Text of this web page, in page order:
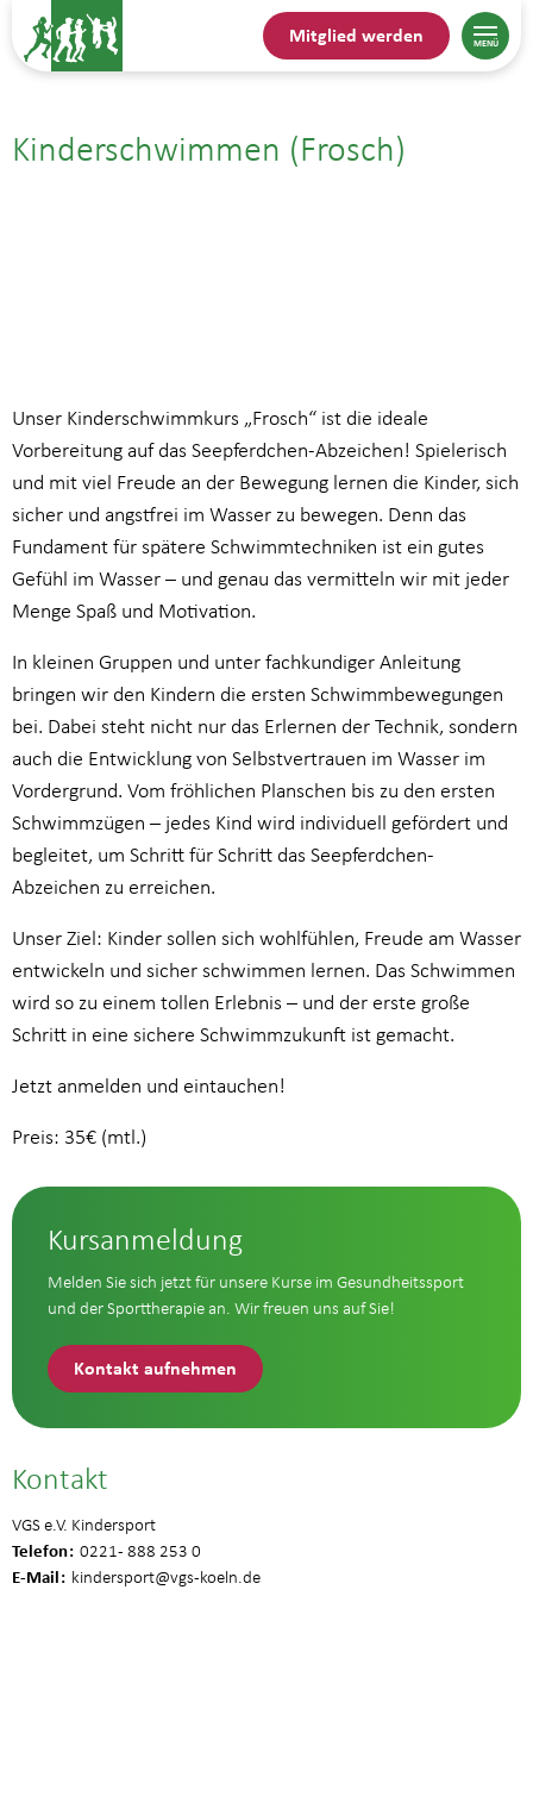
Mitglied werden
Kinderschwimmen (Frosch)
Unser Kinderschwimmkurs „Frosch“ ist die ideale
Vorbereitung auf das Seepferdchen-Abzeichen! Spielerisch
und mit viel Freude an der Bewegung lernen die Kinder, sich
sicher und angstfrei im Wasser zu bewegen. Denn das
Fundament für spätere Schwimmtechniken ist ein gutes
Gefühl im Wasser – und genau das vermitteln wir mit jeder
Menge Spaß und Motivation.
In kleinen Gruppen und unter fachkundiger Anleitung
bringen wir den Kindern die ersten Schwimmbewegungen
bei. Dabei steht nicht nur das Erlernen der Technik, sondern
auch die Entwicklung von Selbstvertrauen im Wasser im
Vordergrund. Vom fröhlichen Planschen bis zu den ersten
Schwimmzügen – jedes Kind wird individuell gefördert und
begleitet, um Schritt für Schritt das Seepferdchen-
Abzeichen zu erreichen.
Unser Ziel: Kinder sollen sich wohlfühlen, Freude am Wasser
entwickeln und sicher schwimmen lernen. Das Schwimmen
wird so zu einem tollen Erlebnis – und der erste große
Schritt in eine sichere Schwimmzukunft ist gemacht.
Jetzt anmelden und eintauchen!
Preis: 35€ (mtl.)
Kursanmeldung
Melden Sie sich jetzt für unsere Kurse im Gesundheitssport
und der Sporttherapie an. Wir freuen uns auf Sie!
Kontakt aufnehmen
Kontakt
VGS e.V. Kindersport
Telefon 0221 - 888 253 0
E-Mail kindersport@vgs-koeln.de